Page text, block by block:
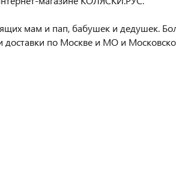
мам и пап, бабушек и дедушек.
по Москве и МО и